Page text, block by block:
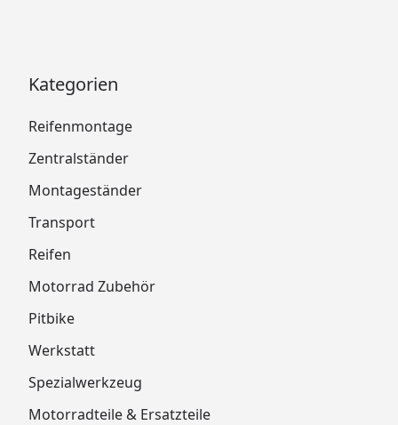
Kategorien
Reifenmontage
Zentralständer
Montageständer
Transport
Reifen
Motorrad Zubehör
Pitbike
Werkstatt
Spezialwerkzeug
Motorradteile & Ersatzteile